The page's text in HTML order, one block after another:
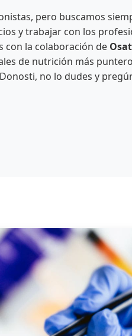
pero buscamos
y trabajar con los
con la colaboración de
de nutrición más
no lo dudes y